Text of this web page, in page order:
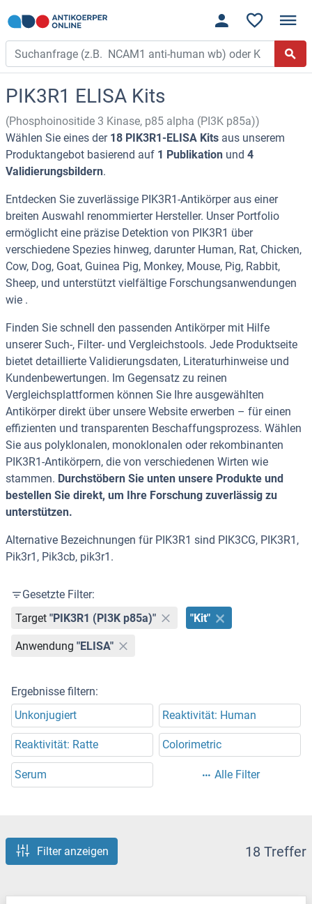
PIK3R1 ELISA Kits
(Phosphoinositide 3 Kinase, p85 alpha (PI3K p85a))
Wählen Sie eines der 18 PIK3R1-ELISA Kits aus unserem
Produktangebot basierend auf 1 Publikation und 4
Validierungsbildern.
Entdecken Sie zuverlässige PIK3R1-Antikörper aus einer
breiten Auswahl renommierter Hersteller. Unser Portfolio
ermöglicht eine präzise Detektion von PIK3R1 über
verschiedene Spezies hinweg, darunter Human, Rat, Chicken,
Cow, Dog, Goat, Guinea Pig, Monkey, Mouse, Pig, Rabbit,
Sheep, und unterstützt vielfältige Forschungsanwendungen
wie .
Finden Sie schnell den passenden Antikörper mit Hilfe
unserer Such-, Filter- und Vergleichstools. Jede Produktseite
bietet detaillierte Validierungsdaten, Literaturhinweise und
Kundenbewertungen. Im Gegensatz zu reinen
Vergleichsplattformen können Sie Ihre ausgewählten
Antikörper direkt über unsere Website erwerben – für einen
effizienten und transparenten Beschaffungsprozess. Wählen
Sie aus polyklonalen, monoklonalen oder rekombinanten
PIK3R1-Antikörpern, die von verschiedenen Wirten wie
stammen. Durchstöbern Sie unten unsere Produkte und
bestellen Sie direkt, um Ihre Forschung zuverlässig zu
unterstützen.
Alternative Bezeichnungen für PIK3R1 sind PIK3CG, PIK3R1,
Pik3r1, Pik3cb, pik3r1.
Gesetzte Filter:
Target "PIK3R1 (PI3K p85a)" "Kit"
Anwendung "ELISA"
Ergebnisse filtern:
Unkonjugiert
Reaktivität: Human
Reaktivität: Ratte Colorimetric
Serum Alle Filter
Filter anzeigen 18 Treffer